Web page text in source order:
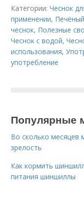
Категории:Чеснок
применении,
чеснок, Полезные
Чеснок с водой,
использования,
употребление
Популярные
Во сколько месяцев
зрелость
Как кормить
питания шиншиллы